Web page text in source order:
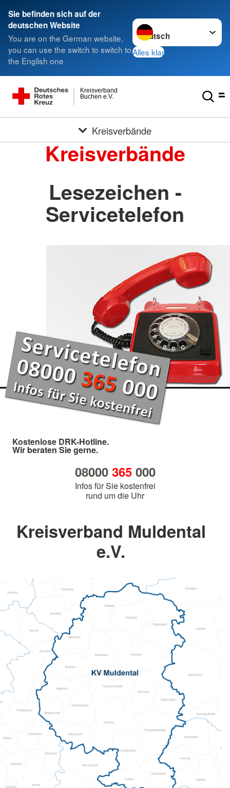
Sie befinden sich auf der
deutschen Website
You are on the German website,
you can use the switch to switch to
the English one
Sprache wechseln zu
Alles klar
Buchen e.V.
Kreisverband
Kreisverbände
Kreisverbände
Lesezeichen -
Servicetelefon
Kostenlose DRK-Hotline.
Wir beraten Sie gerne.
08000 365000
Infos für Sie kostenfrei
rund um die Uhr
Kreisverband Muldental
e.V.